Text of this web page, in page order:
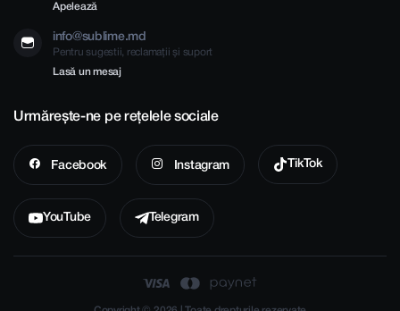
Apelează
info@sublime.md
Pentru sugestii, reclamații și suport
Lasă un mesaj
Urmărește-ne pe rețelele sociale
Facebook Instagram TikTok
YouTube Telegram